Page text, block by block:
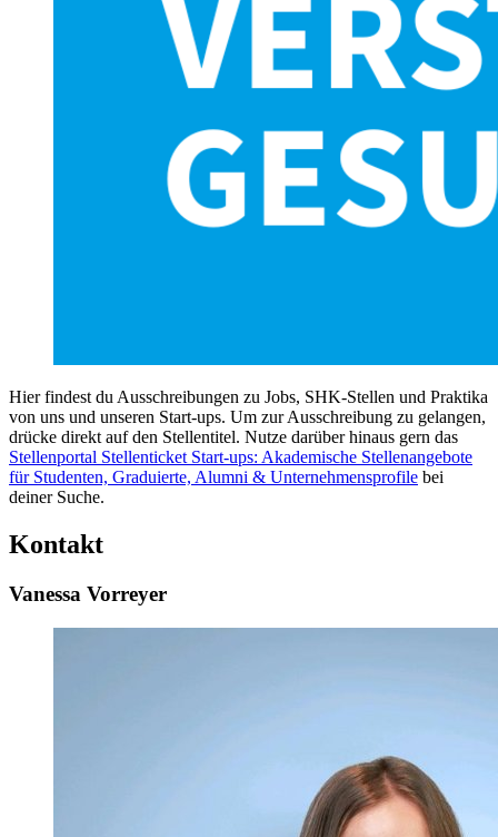
Hier findest du Ausschreibungen zu Jobs, SHK-Stellen und Praktika
von uns und unseren Start-ups. Um zur Ausschreibung zu gelangen,
drücke direkt auf den Stellentitel. Nutze darüber hinaus gern das
Stellenportal Stellenticket Start-ups: Akademische Stellenangebote
für Studenten, Graduierte, Alumni & Unternehmensprofile bei
deiner Suche.
Kontakt
Vanessa Vorreyer